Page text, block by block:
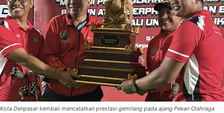
Kota Denpasar kembali mencatatkan prestasi gemilang pada ajang Pekan Olahraga